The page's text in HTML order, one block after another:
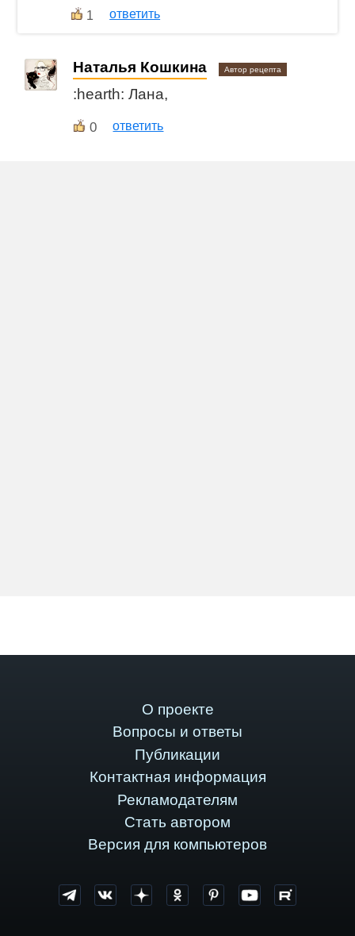
1 ответить
Наталья Кошкина Автор рецепта
:hearth: Лана,
0 ответить
О проекте
Вопросы и ответы
Публикации
Контактная информация
Рекламодателям
Стать автором
Версия для компьютеров